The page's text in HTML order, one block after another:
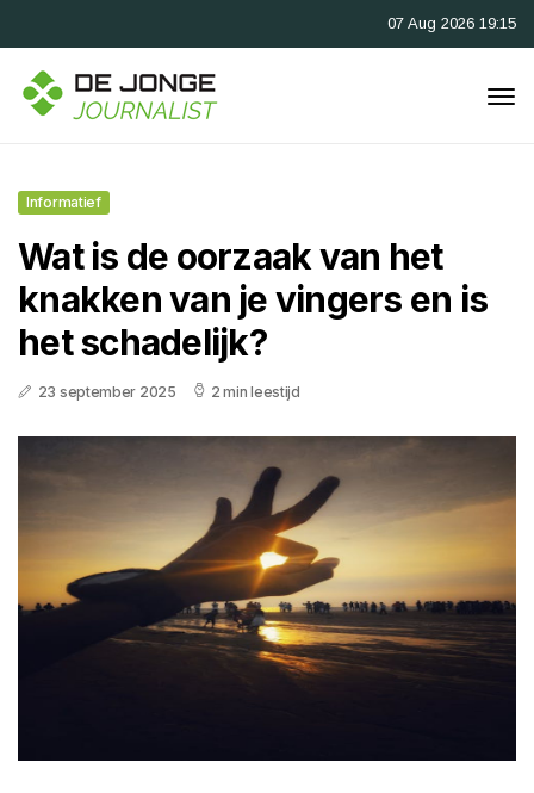
07 Aug 2026 19:15
Informatief
Wat is de oorzaak van het
knakken van je vingers en is
het schadelijk?
23 september 2025 2 min leestijd